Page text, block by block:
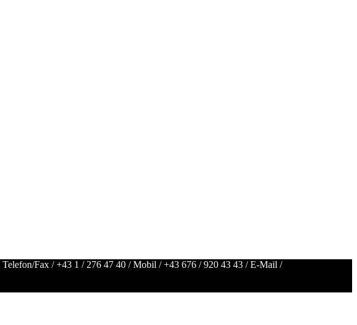
Telefon/Fax /+43 1 / 276 47 40 / Mobil /+43 676 / 920 43 43 / E-Mail /